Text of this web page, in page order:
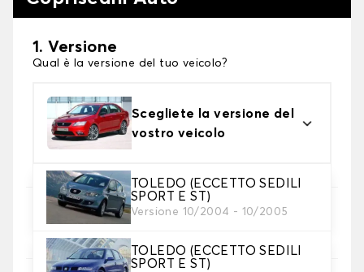
1. Versione
Qual è la versione del tuo veicolo?
Scegliete la versione del
vostro veicolo
TOLEDO (ECCETTO SEDILI
SPORT E ST)
Versione 10/2004 - 10/2005
TOLEDO (ECCETTO SEDILI
SPORT E ST)
2. Set di coperture